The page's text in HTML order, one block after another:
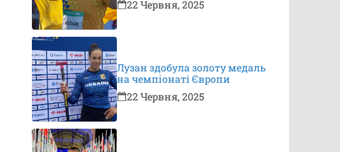
22 Червня, 2025
Лузан здобула золоту медаль
на чемпіонаті Європи
22 Червня, 2025